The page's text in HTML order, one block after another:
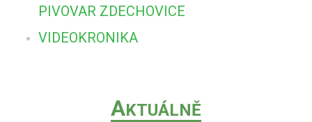
PIVOVAR ZDECHOVICE
VIDEOKRONIKA
AKTUÁLNĚ